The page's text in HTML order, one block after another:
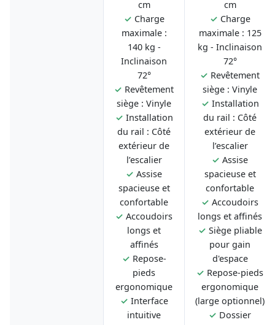
cm
✓ Charge
maximale :
140 kg -
Inclinaison
72°
✓ Revêtement
siège : Vinyle
✓ Installation
du rail : Côté
extérieur de
l’escalier
✓ Assise
spacieuse et
confortable
✓ Accoudoirs
longs et
affinés
✓ Repose-
pieds
ergonomique
✓ Interface
intuitive
cm
✓ Charge
maximale : 125
kg - Inclinaison
72°
✓ Revêtement
siège : Vinyle
✓ Installation
du rail : Côté
extérieur de
l’escalier
✓ Assise
spacieuse et
confortable
✓ Accoudoirs
longs et affinés
✓ Siège pliable
pour gain
d'espace
✓ Repose-pieds
ergonomique
(large optionnel)
✓ Dossier